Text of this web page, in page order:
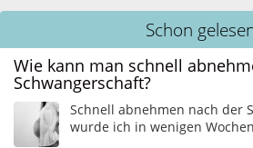
Schon
Wie kann man schnell
Schwangerschaft?
Schnell abnehmen nach der
wurde ich in wenigen